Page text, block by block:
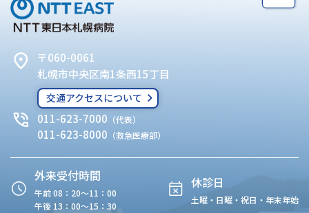
〒060-0061
札幌市中央区南1条西15丁目
交通アクセスについて
011-623-7000 （代表）
011-623-8000 （救急医療部）
外来受付時間
午前 08：20〜11：00
午後 13：00〜15：30
休診日
土曜・日曜・祝日・年末年始